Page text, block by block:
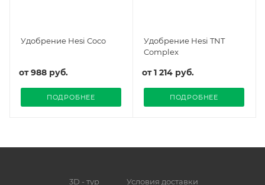
Удобрение Hesi Coco
от988 руб.
ПОДРОБНЕЕ
Удобрение Hesi TNT
Complex
от1 214 руб.
ПОДРОБНЕЕ
3D - тур Условия доставки